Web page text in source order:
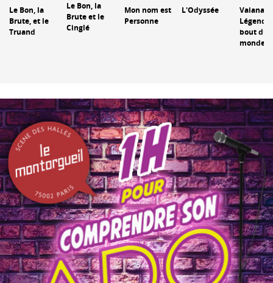
Le Bon, la
Brute, et le
Truand
Le Bon, la
Brute et le
Cinglé
Mon nom est
Personne
L'Odyssée
Vaiana :
Légende
bout du
monde